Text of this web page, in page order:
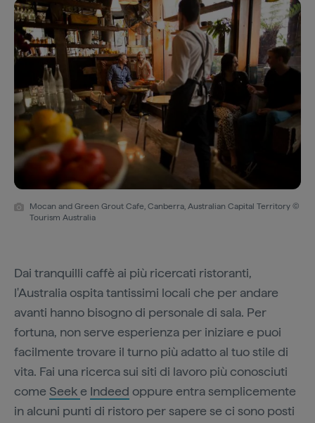
Mocan and Green Grout Cafe, Canberra, Australian Capital Territory ©
Tourism Australia
Dai tranquilli caffè ai più ricercati ristoranti,
l'Australia ospita tantissimi locali che per andare
avanti hanno bisogno di personale di sala. Per
fortuna, non serve esperienza per iniziare e puoi
facilmente trovare il turno più adatto al tuo stile di
vita. Fai una ricerca sui siti di lavoro più conosciuti
come Seeke Indeed oppure entra semplicemente
in alcuni punti di ristoro per sapere se ci sono posti